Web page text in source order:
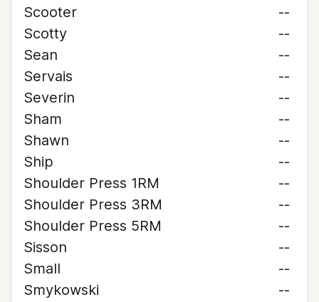
Scooter
--
Scotty
--
Sean
--
Servais
--
Severin
--
Sham
--
Shawn
--
Ship
--
Shoulder Press 1RM
--
Shoulder Press 3RM
--
Shoulder Press 5RM
--
Sisson
--
Small
--
Smykowski
--